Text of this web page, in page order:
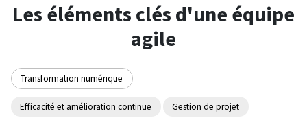
Les éléments clés d'une équipe
agile
Transformation numérique
Efficacité et amélioration continue Gestion de projet